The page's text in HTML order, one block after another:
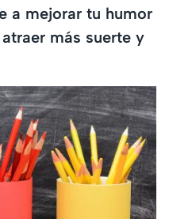
a mejorar tu humor
más suerte y